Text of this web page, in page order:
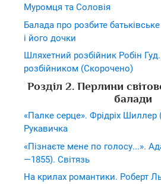
Муромця та Соловія
Балада про розбите
і його дочки
Шляхетний розбійник Робін
розбійником (Скорочено)
Розділ 2. Перлини
балади
«Палке серце». Фрідріх Шиллер
Рукавичка
«Пізнаєте мене по голосу...».
—1855). Світязь
На крилах романтики. Роберт